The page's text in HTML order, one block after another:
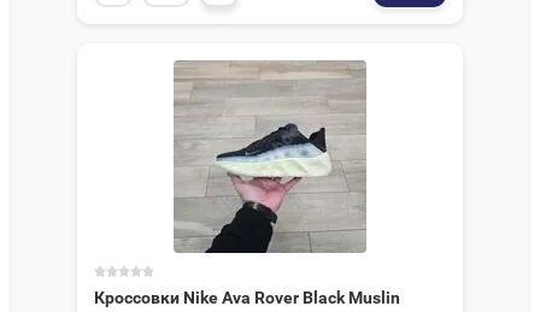
Кроссовки Nike Ava Rover Black Muslin